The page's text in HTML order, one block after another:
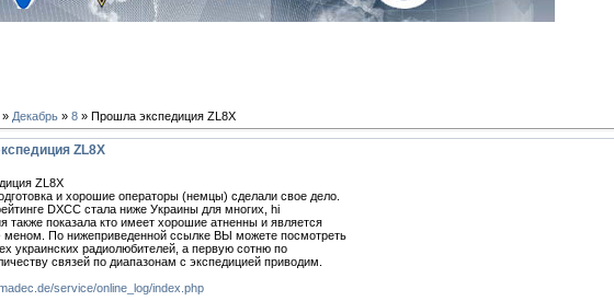
» Декабрь » 8 » Прошла экспедиция ZL8X
ZL8X
ZL8X
и хорошие операторы (немцы) сделали свое дело.
DXCC стала ниже Украины для многих, hi
также показала кто имеет хорошие атненны и является
По нижеприведенной ссылке ВЫ можете посмотреть
украинских радиолюбителей, а первую сотню по
связей по диапазонам с экспедицией приводим.
service/online_log/index.php